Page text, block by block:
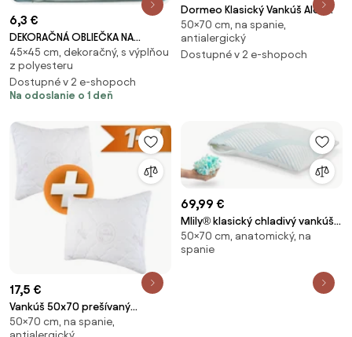
6,3 €
DEKORAČNÁ OBLIEČKA NA
VANKÚŠ GAJA2 45X45 CM
SVETLOMODRÁ
45×45 cm, dekoračný, s výplňou
z polyesteru
Dostupné v 2 e-shopoch
Na odoslanie o 1 deň
Dormeo Klasický Vankúš Aloe
Vera 50x70 cm
50×70 cm, na spanie,
antialergický
Dostupné v 2 e-shopoch
17,5 €
Vankúš 50x70 prešívaný
antialergický Lavender EMI 1+1
50×70 cm, na spanie,
69,99 €
Mlily® klasický chladivý vankúš
Royal 50x70 cm
50×70 cm, anatomický, na
spanie